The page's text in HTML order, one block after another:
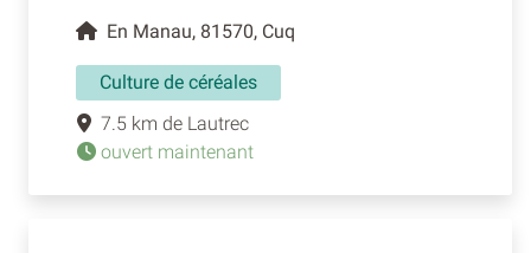
En Manau, 81570, Cuq
Culture de céréales
7.5 km de Lautrec
ouvert maintenant